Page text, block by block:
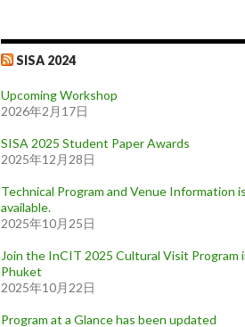
SISA 2024
Upcoming Workshop
2026年2月17日
SISA 2025 Student Paper Awards
2025年12月28日
Technical Program and Venue Information
available.
2025年10月25日
Join the InCIT 2025 Cultural Visit Program
Phuket
2025年10月22日
Program at a Glance has been updated